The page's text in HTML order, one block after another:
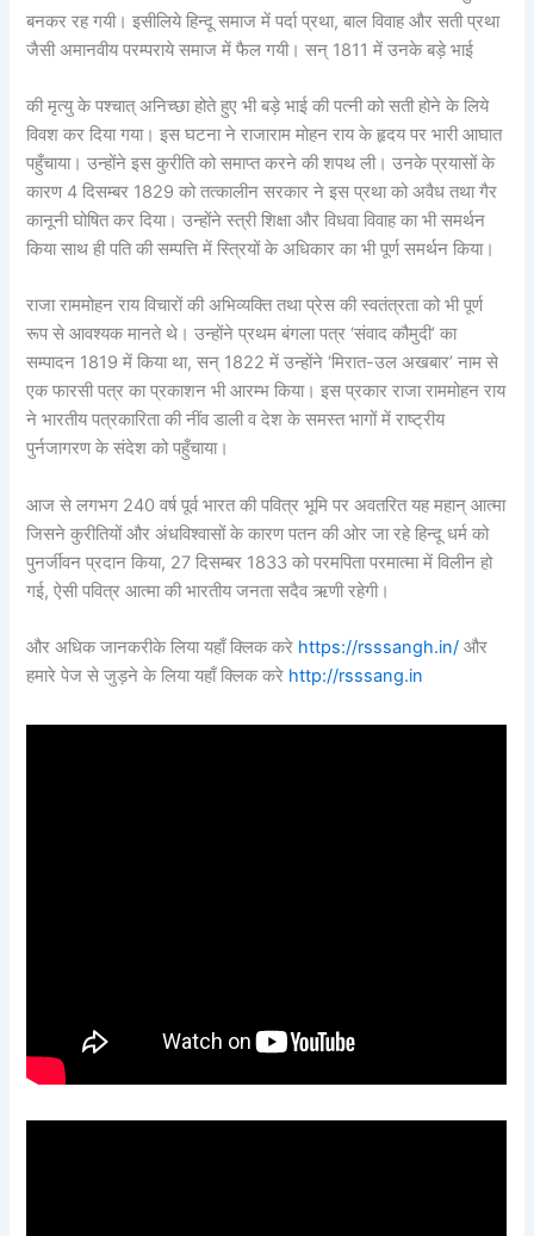
बनकर रह गयी। इसीलिये हिन्दू समाज में पर्दा प्रथा, बाल विवाह और सती प्रथा
जैसी अमानवीय परम्पराये समाज में फैल गयी। सन् 1811 में उनके बड़े भाई
की मृत्यु के पश्चात् अनिच्छा होते हुए भी बड़े भाई की पत्नी को सती होने के लिये
विवश कर दिया गया। इस घटना ने राजाराम मोहन राय के हृदय पर भारी आघात
पहुँचाया। उन्होंने इस कुरीति को समाप्त करने की शपथ ली। उनके प्रयासों के
कारण 4 दिसम्बर 1829 को तत्कालीन सरकार ने इस प्रथा को अवैध तथा गैर
कानूनी घोषित कर दिया। उन्होंने स्त्री शिक्षा और विधवा विवाह का भी समर्थन
किया साथ ही पति की सम्पत्ति में स्त्रियों के अधिकार का भी पूर्ण समर्थन किया।
राजा राममोहन राय विचारों की अभिव्यक्ति तथा प्रेस की स्वतंत्रता को भी पूर्ण
रूप से आवश्यक मानते थे। उन्होंने प्रथम बंगला पत्र ‘संवाद कौमुदी’ का
सम्पादन 1819 में किया था, सन् 1822 में उन्होंने ‘मिरात-उल अखबार’ नाम से
एक फारसी पत्र का प्रकाशन भी आरम्भ किया। इस प्रकार राजा राममोहन राय
ने भारतीय पत्रकारिता की नींव डाली व देश के समस्त भागों में राष्ट्रीय
पुर्नजागरण के संदेश को पहुँचाया।
आज से लगभग 240 वर्ष पूर्व भारत की पवित्र भूमि पर अवतरित यह महान् आत्मा
जिसने कुरीतियों और अंधविश्वासों के कारण पतन की ओर जा रहे हिन्दू धर्म को
पुनर्जीवन प्रदान किया, 27 दिसम्बर 1833 को परमपिता परमात्मा में विलीन हो
गई, ऐसी पवित्र आत्मा की भारतीय जनता सदैव ऋणी रहेगी।
और अधिक जानकरीके लिया यहाँ क्लिक करे https://rsssangh.in/ और
हमारे पेज से जुड़ने के लिया यहाँ क्लिक करे http://rsssang.in